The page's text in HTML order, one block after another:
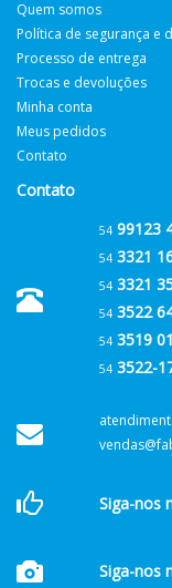
Quem somos
Política de segurança e
Processo de entrega
Trocas e devoluções
Minha conta
Meus pedidos
Contato
Contato
5499123
543321
543321
543522
543519
543522-
Siga-nos
Siga-nos